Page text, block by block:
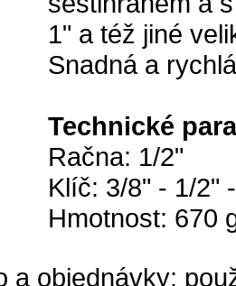
1" a též jiné
Snadná a
Technické
Račna: 1/2"
Klíč: 3/8" - 1/2"
Hmotnost: 670
a objednávky: